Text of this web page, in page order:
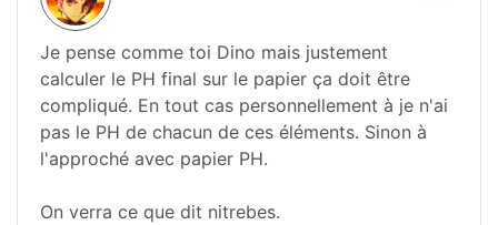
Je pense comme toi Dino mais justement
calculer le PH final sur le papier ça doit être
compliqué. En tout cas personnellement à je n'ai
pas le PH de chacun de ces éléments. Sinon à
l'approché avec papier PH.
On verra ce que dit nitrebes.